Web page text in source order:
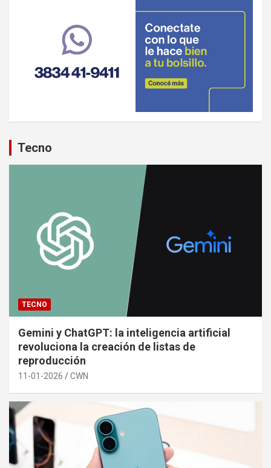
Tecno
TECNO
Gemini y ChatGPT: la inteligencia artificial
revoluciona la creación de listas de
reproducción
11-01-2026 CWN